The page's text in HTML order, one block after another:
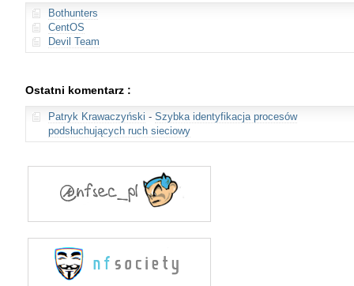
Bothunters
CentOS
Devil Team
Ostatni komentarz :
Patryk Krawaczyński - Szybka identyfikacja procesów
podsłuchujących ruch sieciowy